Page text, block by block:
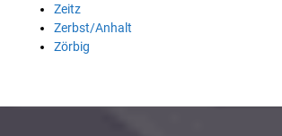
Zeitz
Zerbst/Anhalt
Zörbig